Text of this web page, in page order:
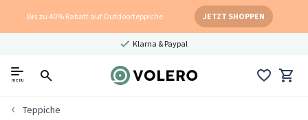
Bis zu 40% Rabatt auf Outdoorteppiche JETZT SHOPPEN
Klarna & Paypal
menu
Teppiche